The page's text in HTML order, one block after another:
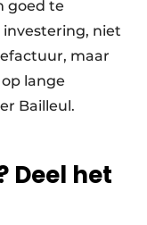
goed te
investering, niet
maar
lange
Bailleul.
Deel het